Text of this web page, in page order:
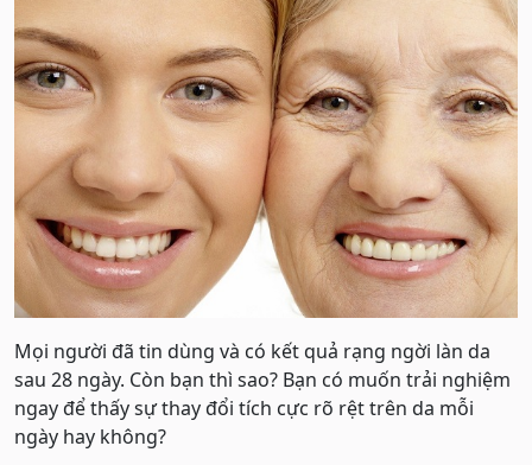
Mọi người đã tin dùng và có kết quả rạng ngời làn da
sau 28 ngày. Còn bạn thì sao? Bạn có muốn trải nghiệm
ngay để thấy sự thay đổi tích cực rõ rệt trên da mỗi
ngày hay không?